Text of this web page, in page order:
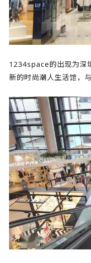
1234space的出现为深
新的时尚潮人生活馆，